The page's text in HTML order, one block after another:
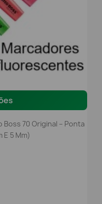
70 Original – Ponta
E 5 Mm)